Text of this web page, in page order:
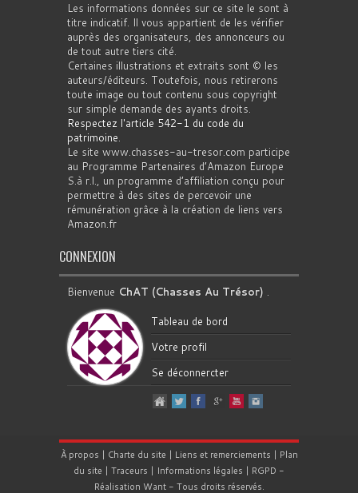
Les informations données sur ce site le sont à
titre indicatif. Il vous appartient de les vérifier
auprès des organisateurs, des annonceurs ou
de tout autre tiers cité.
Certaines illustrations et extraits sont © les
auteurs/éditeurs. Toutefois, nous retirerons
toute image ou tout contenu sous copyright
sur simple demande des ayants droits.
Respectez l'article 542-1 du code du
patrimoine.
Le site www.chasses-au-tresor.com participe
au Programme Partenaires d’Amazon Europe
S.à r.l., un programme d’affiliation conçu pour
permettre à des sites de percevoir une
rémunération grâce à la création de liens vers
Amazon.fr
CONNEXION
Bienvenue ChAT (Chasses Au Trésor) .
Tableau de bord
Votre profil
Se déconnercter
À propos | Charte du site | Liens et remerciements | Plan
du site | Traceurs | Informations légales | RGPD -
Réalisation Want- Tous droits réservés.